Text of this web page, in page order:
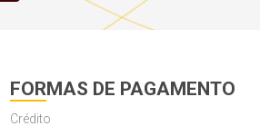
FORMAS DE PAGAMENTO
Crédito